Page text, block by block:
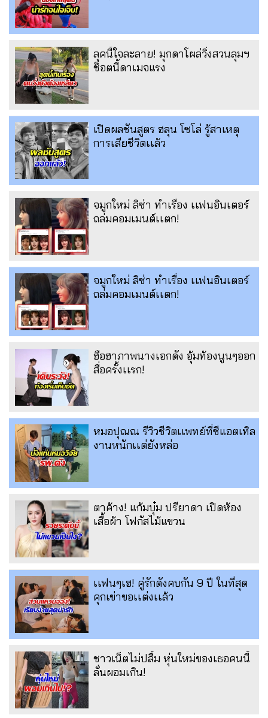
ลุคนี้ใจละลาย! มุกดาโผล่วิ่งสวนลุมฯ
ช็อตนี้ดาเมจแรง
เปิดผลชันสูตร ฮลุน โซโล่ รู้สาเหตุ
การเสียชีวิตเเล้ว
จมูกใหม่ ลิซ่า ทำเรื่อง เเฟนอินเตอร์
ถล่มคอมเมนต์เเตก!
จมูกใหม่ ลิซ่า ทำเรื่อง เเฟนอินเตอร์
ถล่มคอมเมนต์เเตก!
ฮือฮาภาพนางเอกดัง อุ้มท้องนูนๆออก
สื่อครั้งเเรก!
หมอปุณณ รีวิวชีวิตเเพทย์ที่ซีแอตเทิล
งานหนักเเต่ยังหล่อ
ตาค้าง! แก้มบุ๋ม ปรียาดา เปิดห้อง
เสื้อผ้า โฟกัสไม้แขวน
เเฟนๆเฮ! คู่รักดังคบกัน 9 ปี ในที่สุด
คุกเข่าขอเเต่งเเล้ว
ชาวเน็ตไม่ปลื้ม หุ่นใหม่ของเธอคนนี้
ลั่นผอมเกิน!